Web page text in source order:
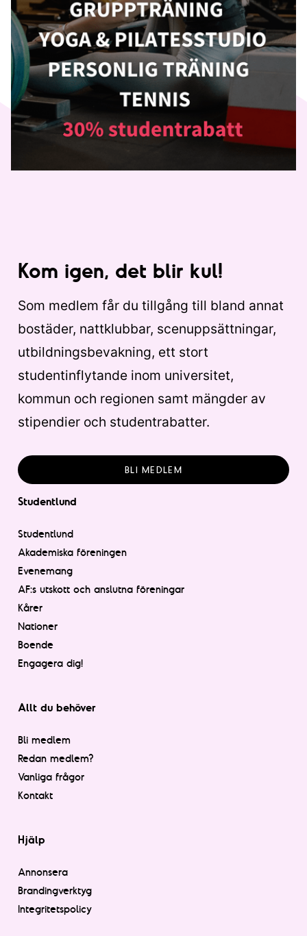
Kom igen, det blir kul!
Som medlem får du tillgång till bland annat
bostäder, nattklubbar, scenuppsättningar,
utbildningsbevakning, ett stort
studentinflytande inom universitet,
kommun och regionen samt mängder av
stipendier och studentrabatter.
BLI MEDLEM
Studentlund
Studentlund
Akademiska föreningen
Evenemang
AF:s utskott och anslutna föreningar
Kårer
Nationer
Boende
Engagera dig!
Allt du behöver
Bli medlem
Redan medlem?
Vanliga frågor
Kontakt
Hjälp
Annonsera
Brandingverktyg
Integritetspolicy